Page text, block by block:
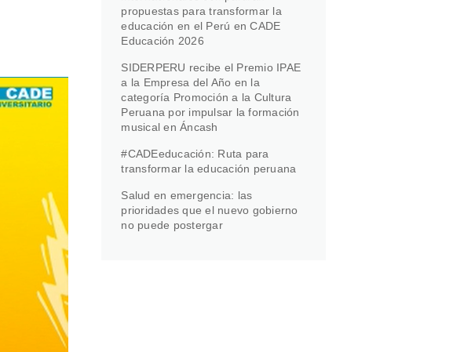
propuestas para transformar la
educación en el Perú en CADE
Educación 2026
SIDERPERU recibe el Premio IPAE
a la Empresa del Año en la
categoría Promoción a la Cultura
Peruana por impulsar la formación
musical en Áncash
#CADEeducación: Ruta para
transformar la educación peruana
Salud en emergencia: las
prioridades que el nuevo gobierno
no puede postergar